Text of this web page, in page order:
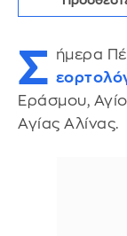
Σ ήμερα
Εράσμου,
Αγίας Αλίνας.